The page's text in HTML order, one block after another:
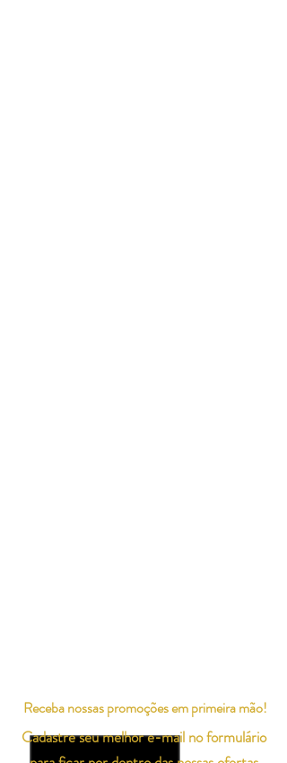
Cadastre seu melhor e-mail no formulário
Receba nossas promoções em primeira mão!